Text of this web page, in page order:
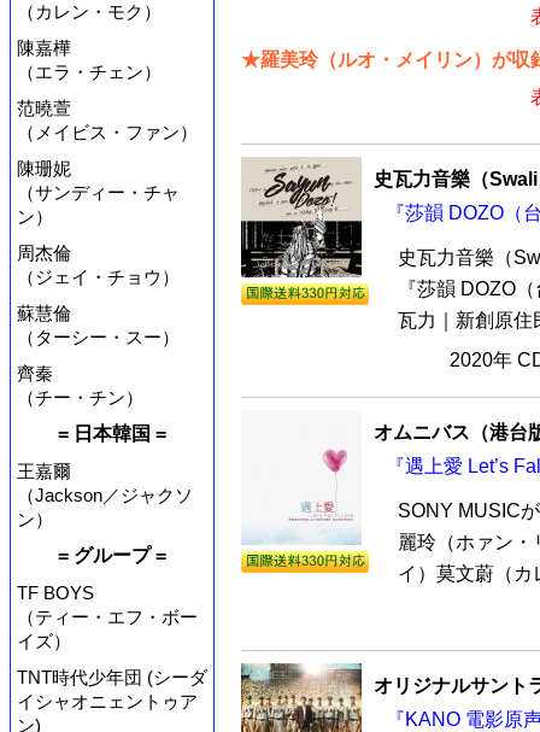
（カレン・モク）
陳嘉樺
（エラ・チェン）
范曉萱
（メイビス・ファン）
陳珊妮
（サンディー・チャ
ン）
周杰倫
（ジェイ・チョウ）
蘇慧倫
（ターシー・スー）
齊秦
（チー・チン）
= 日本韓国 =
王嘉爾
（Jackson／ジャクソ
ン）
= グループ =
TF BOYS
（ティー・エフ・ボー
イズ）
TNT時代少年団 (シーダ
イシャオニェントゥア
ン)
★羅美玲（ルオ・メイリン）が収
史瓦力音樂（
『莎韻 DOZO（
史瓦力音樂（
『莎韻 DOZO
瓦力｜新創原住
2020年
オムニバス（港台
『遇上愛 Let’s
SONY MUSIC
麗玲（ホァン
イ）莫文蔚（カ
オリジナルサント
『KANO 電影原